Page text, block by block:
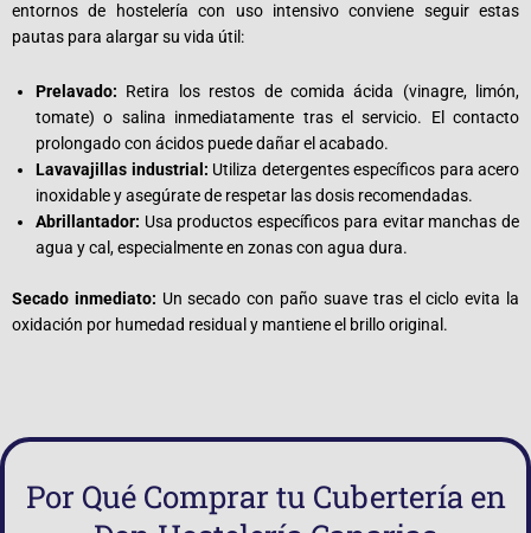
entornos de hostelería con uso intensivo conviene seguir estas
pautas para alargar su vida útil:
Prelavado: Retira los restos de comida ácida (vinagre, limón,
tomate) o salina inmediatamente tras el servicio. El contacto
prolongado con ácidos puede dañar el acabado.
Lavavajillas industrial: Utiliza detergentes específicos para acero
inoxidable y asegúrate de respetar las dosis recomendadas.
Abrillantador: Usa productos específicos para evitar manchas de
agua y cal, especialmente en zonas con agua dura.
Secado inmediato: Un secado con paño suave tras el ciclo evita la
oxidación por humedad residual y mantiene el brillo original.
Por Qué Comprar tu Cubertería en